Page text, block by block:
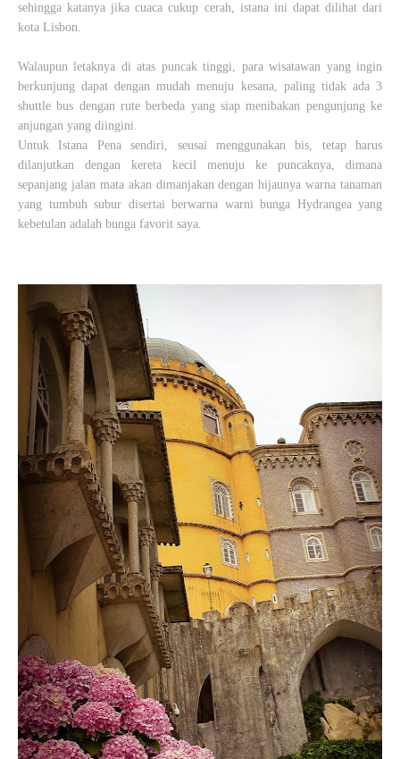
sehingga katanya jika cuaca cukup cerah, istana ini dapat dilihat dari
kota Lisbon.
Walaupun letaknya di atas puncak tinggi, para wisatawan yang ingin
berkunjung dapat dengan mudah menuju kesana, paling tidak ada 3
shuttle bus dengan rute berbeda yang siap menibakan pengunjung ke
anjungan yang diingini.
Untuk Istana Pena sendiri, seusai menggunakan bis, tetap harus
dilanjutkan dengan kereta kecil menuju ke puncaknya, dimana
sepanjang jalan mata akan dimanjakan dengan hijaunya warna tanaman
yang tumbuh subur disertai berwarna warni bunga Hydrangea yang
kebetulan adalah bunga favorit saya.